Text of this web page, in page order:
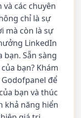
các chuyên
chỉ là sự
mà còn là sự
LinkedIn
Sẵn sàng
bạn? Khám
để
bạn và thúc
khả năng hiển